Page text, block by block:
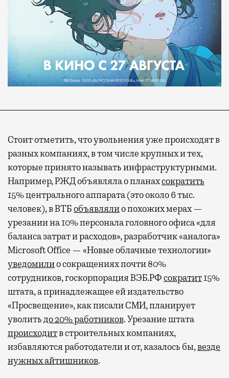
Стоит отметить, что увольнения уже происходят в
разных компаниях, в том числе крупных и тех,
которые принято называть инфраструктурными.
Например, РЖД объявляла о планахсократить
15% центрального аппарата (это около 6 тыс.
человек), в ВТБобъявлялио похожих мерах —
урезании на 10% персонала головного офиса «для
баланса затрат и расходов», разработчик «аналога»
Microsoft Office — «Новые облачные технологии»
уведомилио сокращениях почти 80%
сотрудников, госкорпорация ВЭБ.РФсократит15%
штата, а принадлежащее ей издательство
«Просвещение», как писали СМИ, планирует
уволитьдо 20% работников. Урезание штата
происходитв строительных компаниях,
избавляются работодатели и от, казалось бы,везде
нужных айтишников.